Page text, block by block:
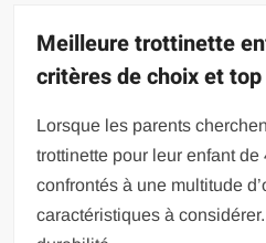
Meilleure trottinette
critères de choix et
Lorsque les parents
trottinette pour leur enfant de
confrontés à une multitude
caractéristiques à